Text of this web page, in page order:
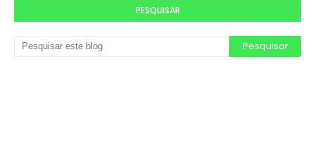
PESQUISAR